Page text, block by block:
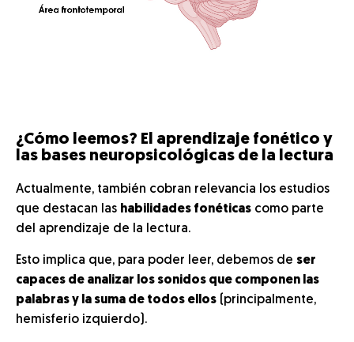
¿Cómo leemos? El aprendizaje fonético y
las bases neuropsicológicas de la lectura
Actualmente, también cobran relevancia los estudios
que destacan las habilidades fonéticas como parte
del aprendizaje de la lectura.
Esto implica que, para poder leer, debemos de ser
capaces de analizar los sonidos que componen las
palabras y la suma de todos ellos (principalmente,
hemisferio izquierdo).